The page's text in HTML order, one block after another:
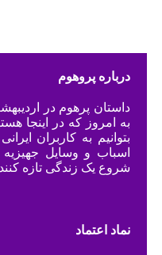
درباره پروهوم
به امروز که در اینجا
بتوانیم به کاربران ایرانی
اسباب و وسایل جهیزیه
شروع یک زندگی تازه کنند.
نماد اعتماد